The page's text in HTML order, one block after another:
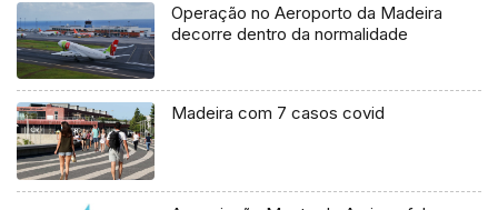
Operação no Aeroporto da Madeira
decorre dentro da normalidade
Madeira com 7 casos covid